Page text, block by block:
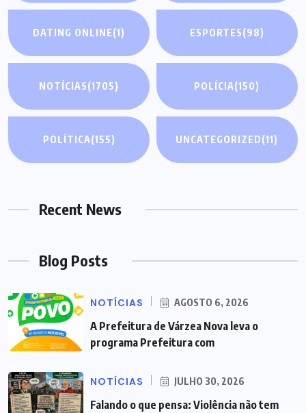
DATING ONLINE(1) ESPORTES(98)
NOTÍCIAS(1705) POLÍCIA(150)
POLÍTICA(155) UNCATEGORIZED(11)
Recent News
Blog Posts
NOTÍCIAS AGOSTO 6, 2026
A Prefeitura de Várzea Nova leva o
programa Prefeitura com
NOTÍCIAS JULHO 30, 2026
Falando o que pensa: Violência não tem